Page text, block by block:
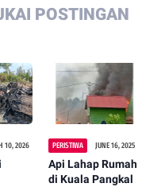
POSTINGAN
10, 2026 PERISTIWA JUNE 16, 2025
Api Lahap Rumah
di Kuala Pangkal